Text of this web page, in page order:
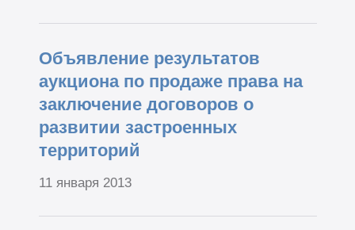
Объявление результатов
аукциона по продаже права на
заключение договоров о
развитии застроенных
территорий
11 января 2013